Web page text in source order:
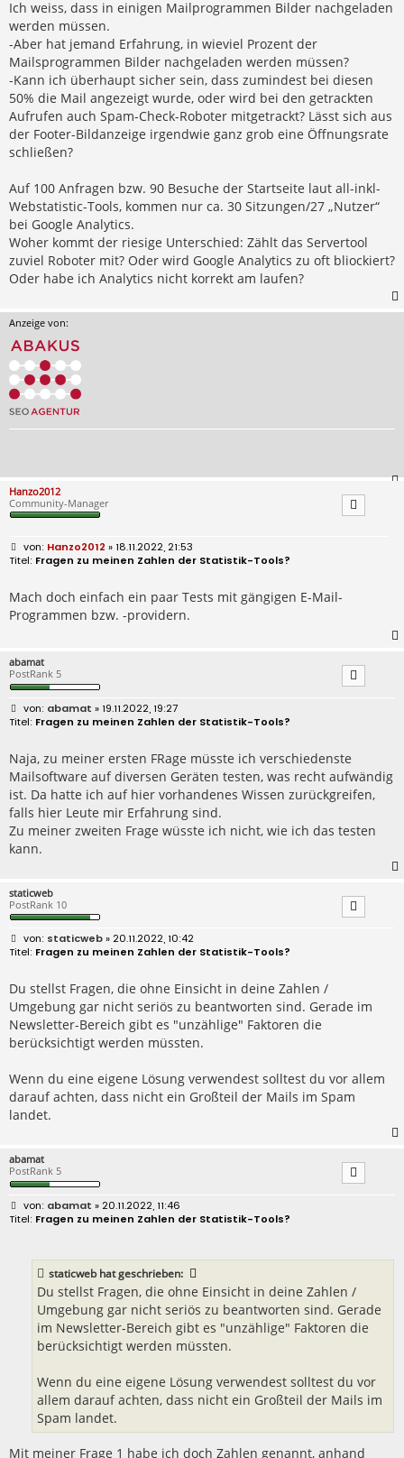
Ich weiss, dass in einigen Mailprogrammen Bilder nachgeladen
werden müssen.
-Aber hat jemand Erfahrung, in wieviel Prozent der
Mailsprogrammen Bilder nachgeladen werden müssen?
-Kann ich überhaupt sicher sein, dass zumindest bei diesen
50% die Mail angezeigt wurde, oder wird bei den getrackten
Aufrufen auch Spam-Check-Roboter mitgetrackt? Lässt sich aus
der Footer-Bildanzeige irgendwie ganz grob eine Öffnungsrate
schließen?
Auf 100 Anfragen bzw. 90 Besuche der Startseite laut all-inkl-
Webstatistic-Tools, kommen nur ca. 30 Sitzungen/27 „Nutzer“
bei Google Analytics.
Woher kommt der riesige Unterschied: Zählt das Servertool
zuviel Roboter mit? Oder wird Google Analytics zu oft bliockiert?
Oder habe ich Analytics nicht korrekt am laufen?
Anzeige von:
Hanzo2012
Community-Manager
B
e
r
a
g
Hanzo2012 » 18.11.2022, 21:53
Fragen zu meinen Zahlen der Statistik-Tools?
Mach doch einfach ein paar Tests mit gängigen E-Mail-
Programmen bzw. -providern.
abamat
PostRank 5
B
e
r
a
g
abamat » 19.11.2022, 19:27
Fragen zu meinen Zahlen der Statistik-Tools?
Naja, zu meiner ersten FRage müsste ich verschiedenste
Mailsoftware auf diversen Geräten testen, was recht aufwändig
ist. Da hatte ich auf hier vorhandenes Wissen zurückgreifen,
falls hier Leute mir Erfahrung sind.
Zu meiner zweiten Frage wüsste ich nicht, wie ich das testen
kann.
staticweb
PostRank 10
B
e
r
a
g
staticweb» 20.11.2022, 10:42
Fragen zu meinen Zahlen der Statistik-Tools?
Du stellst Fragen, die ohne Einsicht in deine Zahlen /
Umgebung gar nicht seriös zu beantworten sind. Gerade im
Newsletter-Bereich gibt es "unzählige" Faktoren die
berücksichtigt werden müssten.
Wenn du eine eigene Lösung verwendest solltest du vor allem
darauf achten, dass nicht ein Großteil der Mails im Spam
landet.
abamat
PostRank 5
B
e
abamat » 20.11.2022, 11:46
Fragen zu meinen Zahlen der Statistik-Tools?
staticwebhat geschrieben:
Du stellst Fragen, die ohne Einsicht in deine Zahlen /
Umgebung gar nicht seriös zu beantworten sind. Gerade
im Newsletter-Bereich gibt es "unzählige" Faktoren die
berücksichtigt werden müssten.
Wenn du eine eigene Lösung verwendest solltest du vor
allem darauf achten, dass nicht ein Großteil der Mails im
Spam landet.
Mit meiner Frage 1 habe ich doch Zahlen genannt, anhand